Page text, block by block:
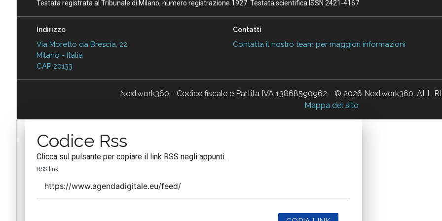
Testata registrata al Tribunale di Milano, numero registrazione 1927. Testata scientifica ISSN 2421-4167
Indirizzo
Via Moretto da Brescia, 22
Milano - Italia
CAP 20133
Contatti
Contatta il nostro team per maggiori informazioni
Nextwork360 - Codice fiscale e Partita IVA 13868590962 - © 2026 Nextwork360. ALL
Mappa del sito
Codice Rss
Clicca sul pulsante per copiare il link RSS negli appunti.
RSS link